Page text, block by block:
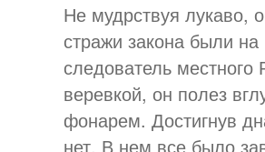
Не мудрствуя лукаво,
стражи закона были
следователь
веревкой, он полез
фонарем. Достигнув
нет. В нем все было